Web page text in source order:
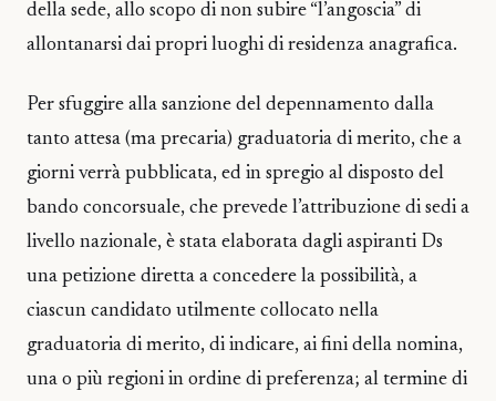
della sede, allo scopo di non subire “l’angoscia” di
allontanarsi dai propri luoghi di residenza anagrafica.
Per sfuggire alla sanzione del depennamento dalla
tanto attesa (ma precaria) graduatoria di merito, che a
giorni verrà pubblicata, ed in spregio al disposto del
bando concorsuale, che prevede l’attribuzione di sedi a
livello nazionale, è stata elaborata dagli aspiranti Ds
una petizione diretta a concedere la possibilità, a
ciascun candidato utilmente collocato nella
graduatoria di merito, di indicare, ai fini della nomina,
una o più regioni in ordine di preferenza; al termine di